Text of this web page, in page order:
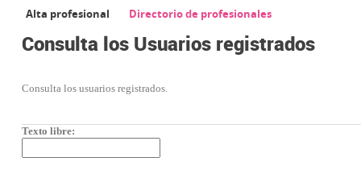
Alta profesional Directorio de profesionales
Consulta los Usuarios registrados
Consulta los usuarios registrados.
Texto libre: